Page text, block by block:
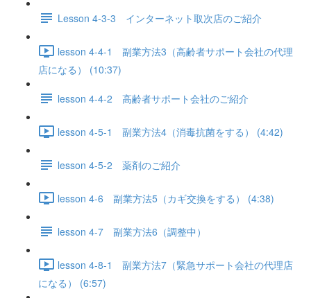
Lesson 4-3-3 インターネット取次店のご紹介
lesson 4-4-1 副業方法3（高齢者サポート会社の代理
店になる） (10:37)
lesson 4-4-2 高齢者サポート会社のご紹介
lesson 4-5-1 副業方法4（消毒抗菌をする） (4:42)
lesson 4-5-2 薬剤のご紹介
lesson 4-6 副業方法5（カギ交換をする） (4:38)
lesson 4-7 副業方法6（調整中）
lesson 4-8-1 副業方法7（緊急サポート会社の代理店
になる） (6:57)